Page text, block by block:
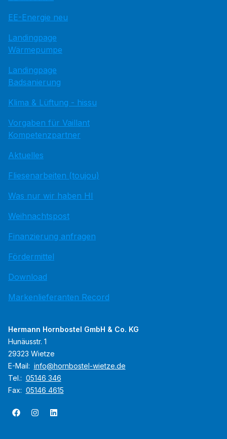
EE-Energie neu
Landingpage
Wärmepumpe
Landingpage
Badsanierung
Klima & Lüftung - hissu
Vorgaben für Vaillant
Kompetenzpartner
Aktuelles
Fliesenarbeiten (toujou)
Was nur wir haben HI
Weihnachtspost
Finanzierung anfragen
Fördermittel
Download
Markenlieferanten Record
Hermann Hornbostel GmbH & Co. KG
Hunäusstr. 1
29323 Wietze
E-Mail: info@hornbostel-wietze.de
Tel.: 05146 346
Fax: 05146 4615